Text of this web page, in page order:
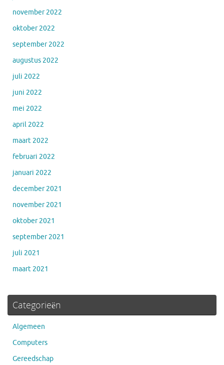
november 2022
oktober 2022
september 2022
augustus 2022
juli 2022
juni 2022
mei 2022
april 2022
maart 2022
februari 2022
januari 2022
december 2021
november 2021
oktober 2021
september 2021
juli 2021
maart 2021
Categorieën
Algemeen
Computers
Gereedschap